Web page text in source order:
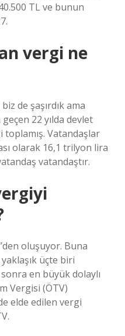
TL ve bunun
vergi ne
de şaşırdık ama
22 yılda devlet
Vatandaşlar
olarak 16,1 trilyon lira
vatandaştır.
oluşuyor. Buna
üçte biri
sonra en büyük dolaylı
Vergisi (ÖTV)
elde edilen vergi